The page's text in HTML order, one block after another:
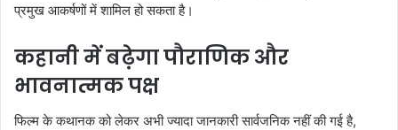
प्रमुख आकर्षणों में शामिल हो सकता है।
कहानी में बढ़ेगा पौराणिक और
भावनात्मक पक्ष
फिल्म के कथानक को लेकर अभी ज्यादा जानकारी सार्वजनिक नहीं की गई है,